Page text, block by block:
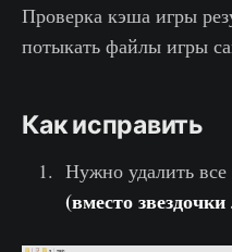
Проверка кэша игры
потыкать файлы игры
Как исправить
Нужно удалить
(вместо